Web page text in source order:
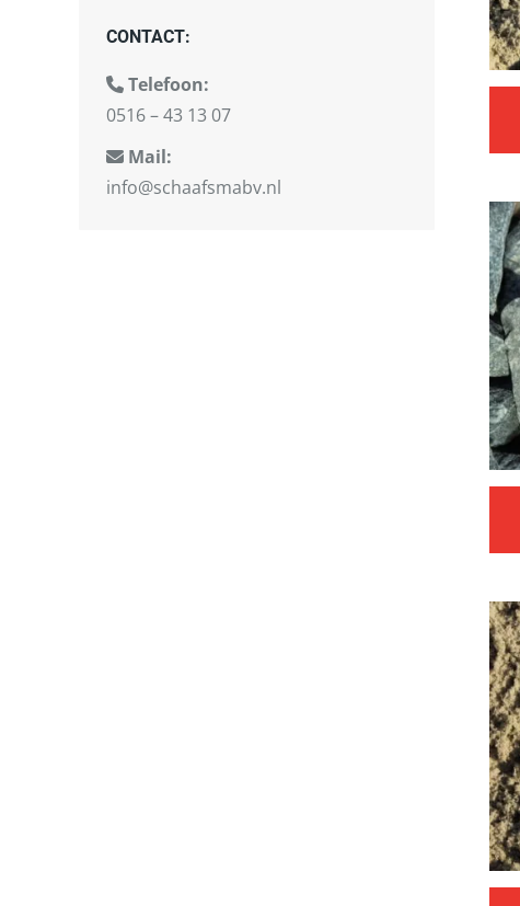
CONTACT:
Telefoon:
0516 – 43 13 07
Mail:
info@schaafsmabv.nl